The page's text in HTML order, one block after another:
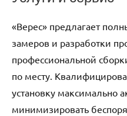
«Верес» предлагает
замеров и разработки
профессиональной
по месту.
установку максимально
минимизировать